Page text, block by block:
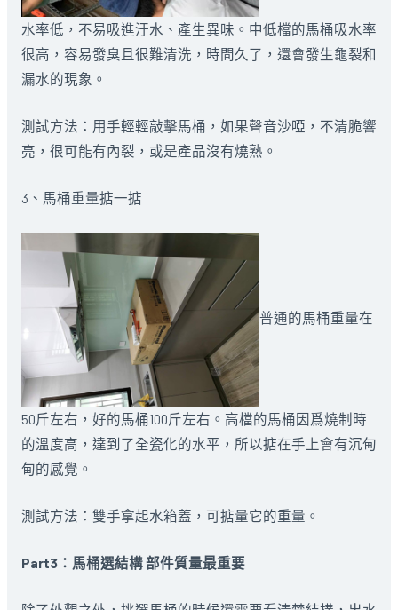
水率低，不易吸進汙水、產生異味。中低檔的馬桶吸水率
很高，容易發臭且很難清洗，時間久了，還會發生龜裂和
漏水的現象。
測試方法：用手輕輕敲擊馬桶，如果聲音沙啞，不清脆響
亮，很可能有內裂，或是產品沒有燒熟。
3、馬桶重量掂一掂
普通的馬桶重量在
50斤左右，好的馬桶100斤左右。高檔的馬桶因爲燒制時
的溫度高，達到了全瓷化的水平，所以掂在手上會有沉甸
甸的感覺。
測試方法：雙手拿起水箱蓋，可掂量它的重量。
Part3：馬桶選結構 部件質量最重要